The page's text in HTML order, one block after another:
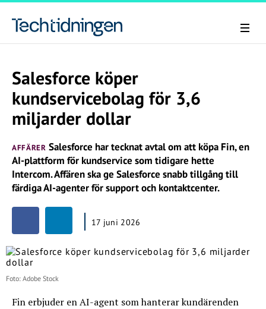
Salesforce köper
kundservicebolag för 3,6
miljarder dollar
AFFÄRER Salesforce har tecknat avtal om att köpa Fin, en
AI-plattform för kundservice som tidigare hette
Intercom. Affären ska ge Salesforce snabb tillgång till
färdiga AI-agenter för support och kontaktcenter.
17 juni 2026
Foto: Adobe Stock
Fin erbjuder en AI-agent som hanterar kundärenden